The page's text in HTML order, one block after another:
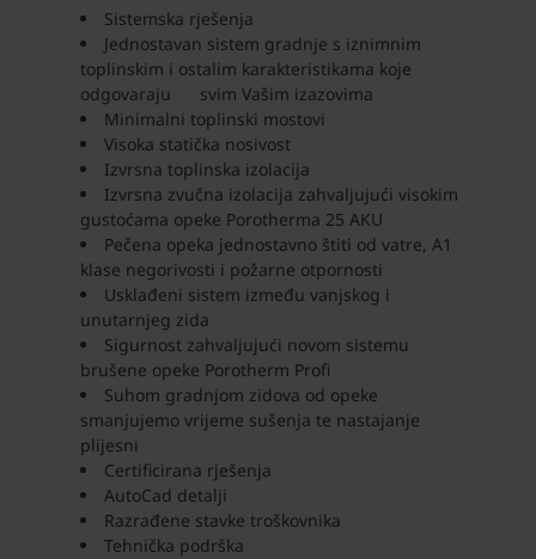
Sistemska rješenja
Jednostavan sistem gradnje s iznimnim
toplinskim i ostalim karakteristikama koje
odgovaraju svim Vašim izazovima
Minimalni toplinski mostovi
Visoka statička nosivost
Izvrsna toplinska izolacija
Izvrsna zvučna izolacija zahvaljujući visokim
gustoćama opeke Porotherma 25 AKU
Pečena opeka jednostavno štiti od vatre, A1
klase negorivosti i požarne otpornosti
Usklađeni sistem između vanjskog i
unutarnjeg zida
Sigurnost zahvaljujući novom sistemu
brušene opeke Porotherm Profi
Suhom gradnjom zidova od opeke
smanjujemo vrijeme sušenja te nastajanje
plijesni
Certificirana rješenja
AutoCad detalji
Razrađene stavke troškovnika
Tehnička podrška